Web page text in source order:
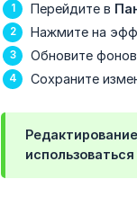
Перейдите в
Нажмите на
Обновите
Сохраните